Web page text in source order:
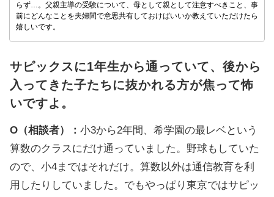
らず…。父親主導の受験について、母として親として注意すべきこと、事
前にどんなことを夫婦間で意思共有しておけばいいか教えていただけたら
嬉しいです。
サピックスに1年生から通っていて、後から
入ってきた子たちに抜かれる方が焦って怖
いですよ。
O（相談者）： 小3から2年間、希学園の最レベという
算数のクラスにだけ通っていました。野球もしていた
ので、小4まではそれだけ。算数以外は通信教育を利
用したりしていました。でもやっぱり東京ではサピッ